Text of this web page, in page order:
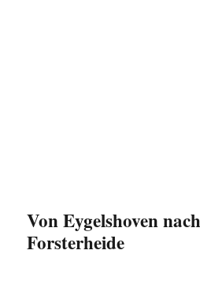
Von Eygelshoven
Forsterheide